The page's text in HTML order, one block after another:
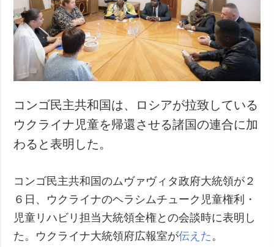
コンゴ民主共和国は、ロシアが拉致している
ウクライナ児童を帰還させる諸国の連合に加
わると表明した。
コンゴ民主共和国のムヴァヴィタ政府大統領が２
６日、ウクライナのヘラシムチューク児童権利・
児童リハビリ担当大統領全権との会談時に表明し
た。ウクライナ大統領府広報室が伝えた 。